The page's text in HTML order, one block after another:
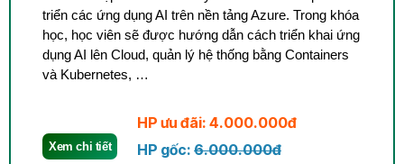
triển các ứng dụng AI trên nền tảng Azure. Trong khóa
học, học viên sẽ được hướng dẫn cách triển khai ứng
dụng AI lên Cloud, quản lý hệ thống bằng Containers
và Kubernetes, …
HP ưu đãi: 4.000.000đ
HP gốc: 6.000.000đ
Xem chi tiết